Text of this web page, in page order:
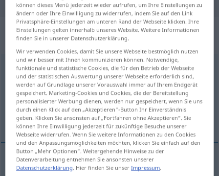
„innvending“: Maskulinum und
Femininum
innvending m/f
Übersicht aller Übersetzungen
(Für mehr Details die Übersetzung anklicken/antippen)
Einwand
Einwandm innvending
können dieses Menü jederzeit wieder aufrufen, um Ihre Einstellungen zu
ändern oder Ihre Einwilligung zu widerrufen, indem Sie auf den Link
Privatsphäre-Einstellungen am unteren Rand der Webseite klicken. Ihre
Einstellungen gelten innerhalb unseres Website. Weitere Informationen
finden Sie in unserer Datenschutzerklärung.
Wir verwenden Cookies, damit Sie unsere Webseite bestmöglich nutzen
und wir besser mit Ihnen kommunizieren können. Notwendige,
funktionale und statistische Cookies, die für den Betrieb der Webseite
und der statistischen Auswertung unserer Webseite erforderlich sind,
werden auf Grundlage unserer Vorauswahl immer auf Ihrem Endgerät
gespeichert. Marketing-Cookies und Cookies, die der Bereitstellung
personalisierter Werbung dienen, werden nur gespeichert, wenn Sie uns
durch einen Klick auf den „Akzeptieren“-Button Ihr Einverständnis
geben. Klicken Sie ansonsten auf „Fortfahren ohne Akzeptieren“. Sie
können Ihre Einwilligung jederzeit für zukünftige Besuche unserer
Webseite widerrufen. Wenn Sie weitere Informationen zu den Cookies
und den Anpassungsmöglichkeiten möchten, klicken Sie einfach auf den
Button „Mehr Optionen“. Weitergehende Hinweise zu der
Datenverarbeitung entnehmen Sie ansonsten unserer
Datenschutzerklärung. Hier finden Sie unserImpressum.